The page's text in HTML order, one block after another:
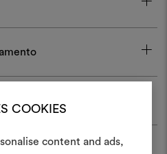
COOKIES
content and ads,